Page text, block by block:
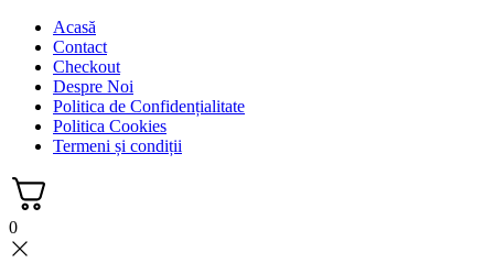
Acasă
Contact
Checkout
Despre Noi
Politica de Confidențialitate
Politica Cookies
Termeni și condiții
0